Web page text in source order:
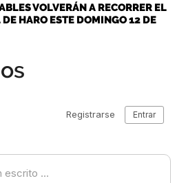
VOLVERÁN A RECORRER EL
HARO ESTE DOMINGO 12 DE